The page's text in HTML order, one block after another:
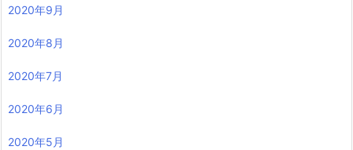
2020年9月
2020年8月
2020年7月
2020年6月
2020年5月